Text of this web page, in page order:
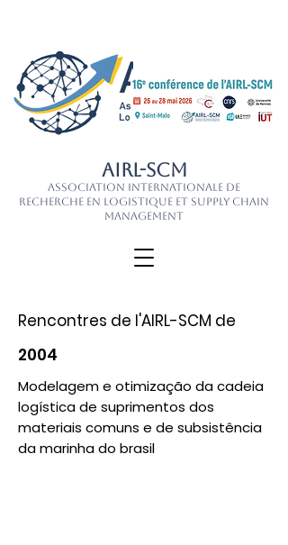
AIRL-SCM
Association Internationale de
Recherche en Logistique et Supply Chain
Management
Rencontres de l'AIRL-SCM de
2004
Modelagem e otimização da cadeia
logística de suprimentos dos
materiais comuns e de subsistência
da marinha do brasil